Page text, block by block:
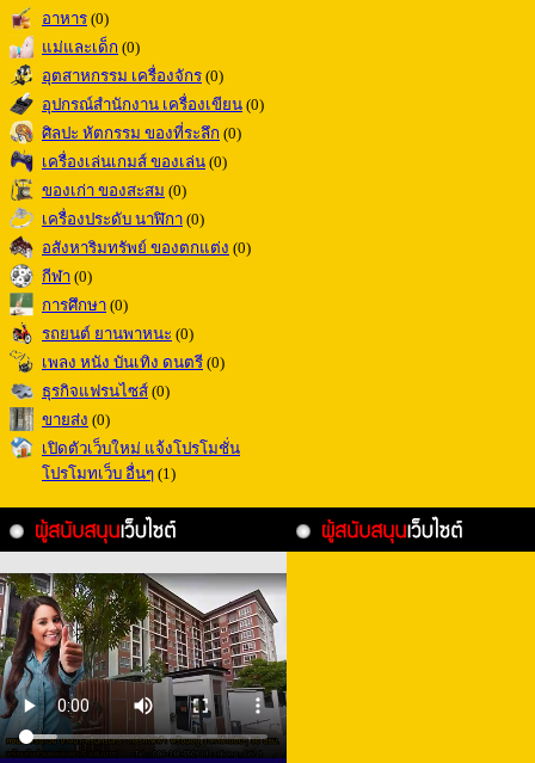
อาหาร (0)
แม่และเด็ก (0)
อุตสาหกรรม เครื่องจักร (0)
อุปกรณ์สำนักงาน เครื่องเขียน (0)
ศิลปะ หัตกรรม ของที่ระลึก (0)
เครื่องเล่นเกมส์ ของเล่น (0)
ของเก่า ของสะสม (0)
เครื่องประดับ นาฬิกา (0)
อสังหาริมทรัพย์ ของตกแต่ง (0)
กีฬา (0)
การศึกษา (0)
รถยนต์ ยานพาหนะ (0)
เพลง หนัง บันเทิง ดนตรี (0)
ธุรกิจแฟรนไซส์ (0)
ขายส่ง (0)
เปิดตัวเว็บใหม่ แจ้งโปรโมชั่น
โปรโมทเว็บ อื่นๆ (1)